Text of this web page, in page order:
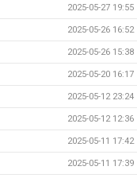
2025-05-27 19:55
2025-05-26 16:52
2025-05-26 15:38
2025-05-20 16:17
2025-05-12 23:24
2025-05-12 12:36
2025-05-11 17:42
2025-05-11 17:39